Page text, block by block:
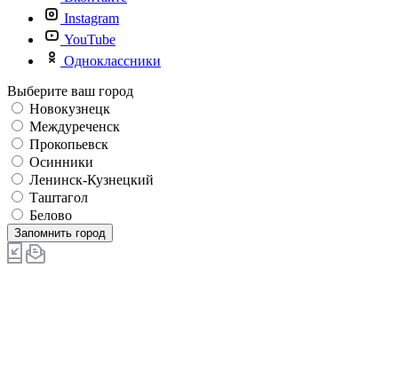
Instagram
YouTube
Одноклассники
Выберите ваш город
Новокузнецк
Междуреченск
Прокопьевск
Осинники
Ленинск-Кузнецкий
Таштагол
Белово
Запомнить город